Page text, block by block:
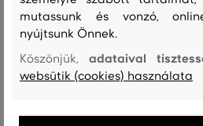
MOSÁS FEHÉRÍTÉS SZÁRÍTÁS
Ajánlott
mutassunk és vonzó,
nyújtsunk Önnek.
Köszönjük,adataival
websütik (cookies) használata